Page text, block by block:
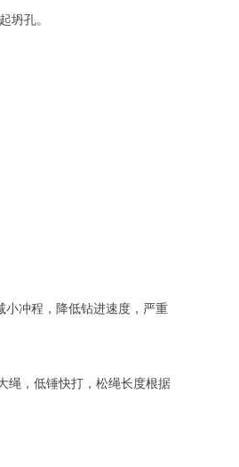
坍孔。
冲程，降低钻进速度，严重
，低锤快打，松绳长度根据